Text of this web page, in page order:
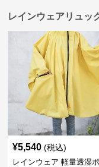
レインウェアリュ
¥5,540 (税込)
レインウェア 軽量透湿